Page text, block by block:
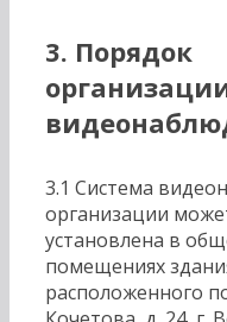
3. Порядок
3.1 Система
организации
установлена в
помещениях
расположенного